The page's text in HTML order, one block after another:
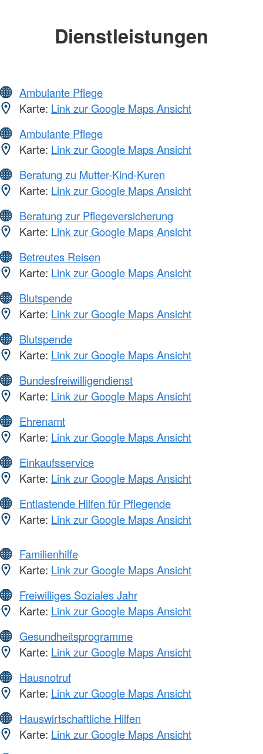
Dienstleistungen
Ambulante Pflege
Karte: Link zur Google Maps Ansicht
Ambulante Pflege
Karte: Link zur Google Maps Ansicht
Beratung zu Mutter-Kind-Kuren
Karte: Link zur Google Maps Ansicht
Beratung zur Pflegeversicherung
Karte: Link zur Google Maps Ansicht
Betreutes Reisen
Karte: Link zur Google Maps Ansicht
Blutspende
Karte: Link zur Google Maps Ansicht
Blutspende
Karte: Link zur Google Maps Ansicht
Bundesfreiwilligendienst
Karte: Link zur Google Maps Ansicht
Ehrenamt
Karte: Link zur Google Maps Ansicht
Einkaufsservice
Karte: Link zur Google Maps Ansicht
Entlastende Hilfen für Pflegende
Karte: Link zur Google Maps Ansicht
Familienhilfe
Karte: Link zur Google Maps Ansicht
Freiwilliges Soziales Jahr
Karte: Link zur Google Maps Ansicht
Gesundheitsprogramme
Karte: Link zur Google Maps Ansicht
Hausnotruf
Karte: Link zur Google Maps Ansicht
Hauswirtschaftliche Hilfen
Karte: Link zur Google Maps Ansicht